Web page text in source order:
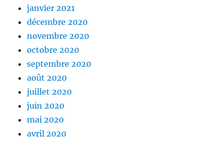
janvier 2021
décembre 2020
novembre 2020
octobre 2020
septembre 2020
août 2020
juillet 2020
juin 2020
mai 2020
avril 2020